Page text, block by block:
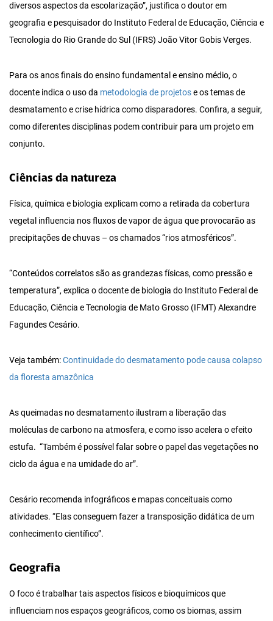
diversos aspectos da escolarização”, justifica o doutor em
geografia e pesquisador do Instituto Federal de Educação, Ciência e
Tecnologia do Rio Grande do Sul (IFRS) João Vitor Gobis Verges.
Para os anos finais do ensino fundamental e ensino médio, o
docente indica o uso da metodologia de projetose os temas de
desmatamento e crise hídrica como disparadores. Confira, a seguir,
como diferentes disciplinas podem contribuir para um projeto em
conjunto.
Ciências da natureza
Física, química e biologia explicam como a retirada da cobertura
vegetal influencia nos fluxos de vapor de água que provocarão as
precipitações de chuvas – os chamados “rios atmosféricos”.
“Conteúdos correlatos são as grandezas físicas, como pressão e
temperatura”, explica o docente de biologia do Instituto Federal de
Educação, Ciência e Tecnologia de Mato Grosso (IFMT) Alexandre
Fagundes Cesário.
Veja também:Continuidade do desmatamento pode causa colapso
da floresta amazônica
As queimadas no desmatamento ilustram a liberação das
moléculas de carbono na atmosfera, e como isso acelera o efeito
estufa. “Também é possível falar sobre o papel das vegetações no
ciclo da água e na umidade do ar”.
Cesário recomenda infográficos e mapas conceituais como
atividades. “Elas conseguem fazer a transposição didática de um
conhecimento científico”.
Geografia
O foco é trabalhar tais aspectos físicos e bioquímicos que
influenciam nos espaços geográficos, como os biomas, assim